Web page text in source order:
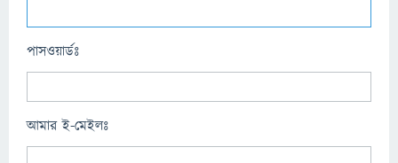
পাসওয়ার্ডঃ
আমার ই-মেইলঃ